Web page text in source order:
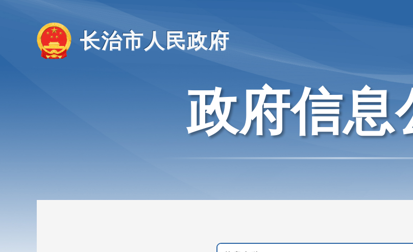
长治市人民政府
政府信息